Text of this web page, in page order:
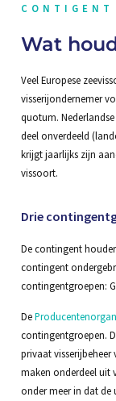
CONTIGENT
Wat
Veel Europese
visserijondernemer
quotum.
deel onverdeeld
krijgt jaarlijks zijn
vissoort.
Drie
De contingent
contingent
contingentgroepen:
De
contingentgroepen.
privaat visserijbeheer
maken onderdeel uit
onder meer in dat